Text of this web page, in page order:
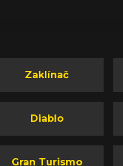
Zaklínač
Diablo
Gran Turismo